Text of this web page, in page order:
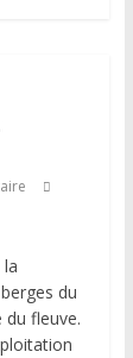
du
du fleuve.